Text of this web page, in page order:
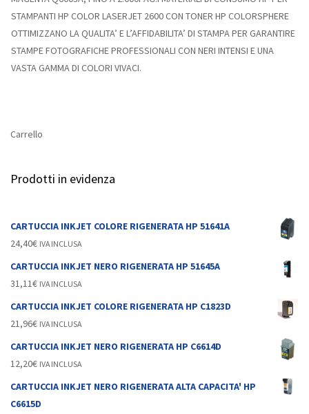
STAMPANTI HP COLOR LASERJET 2600 CON TONER HP COLORSPHERE
OTTIMIZZANO LA QUALITA’ E L’AFFIDABILITA’ DI STAMPA PER GARANTIRE
STAMPE FOTOGRAFICHE PROFESSIONALI CON NERI INTENSI E UNA
VASTA GAMMA DI COLORI VIVACI.
Carrello
Prodotti in evidenza
CARTUCCIA INKJET COLORE RIGENERATA HP 51641A
24,40€ IVA INCLUSA
CARTUCCIA INKJET NERO RIGENERATA HP 51645A
31,11€ IVA INCLUSA
CARTUCCIA INKJET COLORE RIGENERATA HP C1823D
21,96€ IVA INCLUSA
CARTUCCIA INKJET NERO RIGENERATA HP C6614D
12,20€ IVA INCLUSA
CARTUCCIA INKJET NERO RIGENERATA ALTA CAPACITA' HP
C6615D